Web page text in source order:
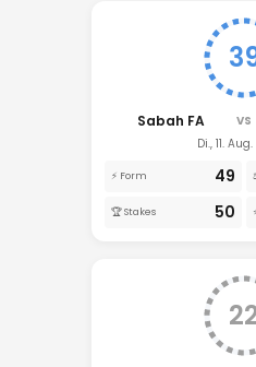
Sabah FA VS
Di., 11.
⚡ Form 49
🏆 Stakes 50